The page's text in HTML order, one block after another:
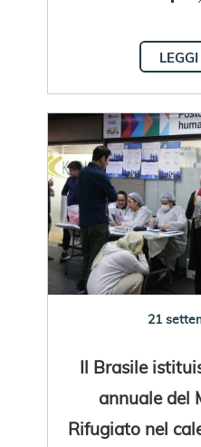
21
Il Brasile
annuale del
Rifugiato nel